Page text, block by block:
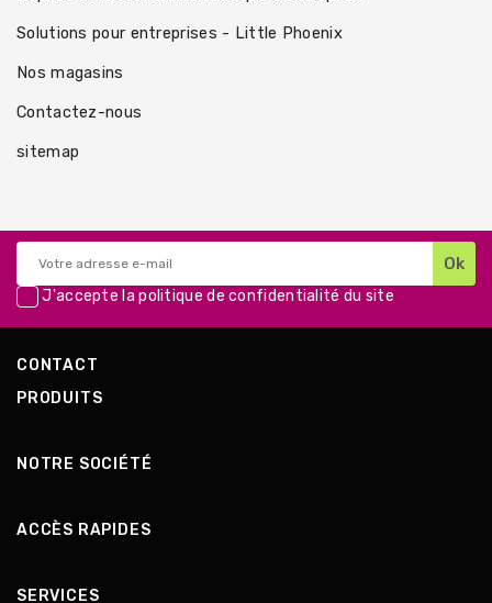
Solutions pour entreprises - Little Phoenix
Nos magasins
Contactez-nous
sitemap
J'accepte lapolitique de confidentialité du site
CONTACT
PRODUITS
NOTRE SOCIÉTÉ
ACCÈS RAPIDES
SERVICES